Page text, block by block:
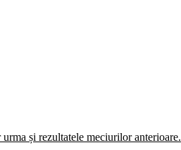
și rezultatele meciurilor anterioare.